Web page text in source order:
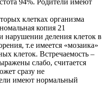
94%. Родители имеют
клетках организма
копия 21
нарушении деления клеток в
т.е имеется «мозаика»
клеток. Встречаемость –
слабо, считается
сразу не
имеют нормальный